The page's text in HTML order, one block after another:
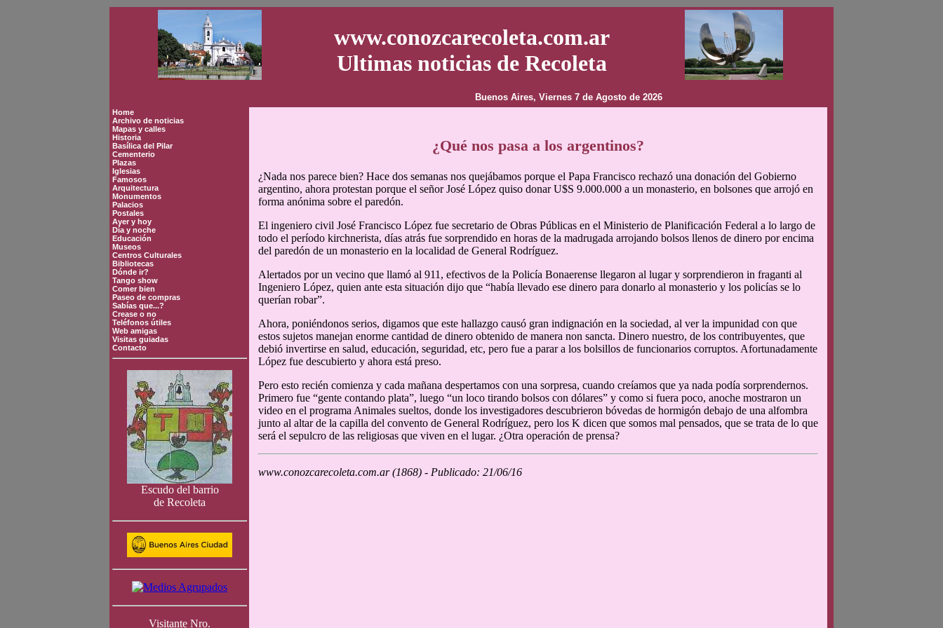
www.conozcarecoleta.com.ar
Ultimas noticias de Recoleta
Buenos Aires, Viernes 7 de Agosto de 2026
Home
Archivo de noticias
Mapas y calles
Historia
Basílica del Pilar
Cementerio
Plazas
Iglesias
Famosos
Arquitectura
Monumentos
Palacios
Postales
Ayer y hoy
Día y noche
Educación
Museos
Centros Culturales
Bibliotecas
Dónde ir?
Tango show
Comer bien
Paseo de compras
Sabías que...?
Crease o no
Teléfonos útiles
Web amigas
Visitas guiadas
Contacto
Escudo del barrio
de Recoleta
Visitante Nro.
¿Qué nos pasa a los argentinos?
¿Nada nos parece bien? Hace dos semanas nos quejábamos porque el Papa Francisco rechazó una donación del Gobierno
argentino, ahora protestan porque el señor José López quiso donar U$S 9.000.000 a un monasterio, en bolsones que arrojó en
forma anónima sobre el paredón.
El ingeniero civil José Francisco López fue secretario de Obras Públicas en el Ministerio de Planificación Federal a lo largo de
todo el período kirchnerista, días atrás fue sorprendido en horas de la madrugada arrojando bolsos llenos de dinero por encima
del paredón de un monasterio en la localidad de General Rodríguez.
Alertados por un vecino que llamó al 911, efectivos de la Policía Bonaerense llegaron al lugar y sorprendieron in fraganti al
Ingeniero López, quien ante esta situación dijo que “había llevado ese dinero para donarlo al monasterio y los policías se lo
querían robar”.
Ahora, poniéndonos serios, digamos que este hallazgo causó gran indignación en la sociedad, al ver la impunidad con que
estos sujetos manejan enorme cantidad de dinero obtenido de manera non sancta. Dinero nuestro, de los contribuyentes, que
debió invertirse en salud, educación, seguridad, etc, pero fue a parar a los bolsillos de funcionarios corruptos. Afortunadamente
López fue descubierto y ahora está preso.
Pero esto recién comienza y cada mañana despertamos con una sorpresa, cuando creíamos que ya nada podía sorprendernos.
Primero fue “gente contando plata”, luego “un loco tirando bolsos con dólares” y como si fuera poco, anoche mostraron un
video en el programa Animales sueltos, donde los investigadores descubrieron bóvedas de hormigón debajo de una alfombra
junto al altar de la capilla del convento de General Rodríguez, pero los K dicen que somos mal pensados, que se trata de lo que
será el sepulcro de las religiosas que viven en el lugar. ¿Otra operación de prensa?
www.conozcarecoleta.com.ar (1868) - Publicado: 21/06/16